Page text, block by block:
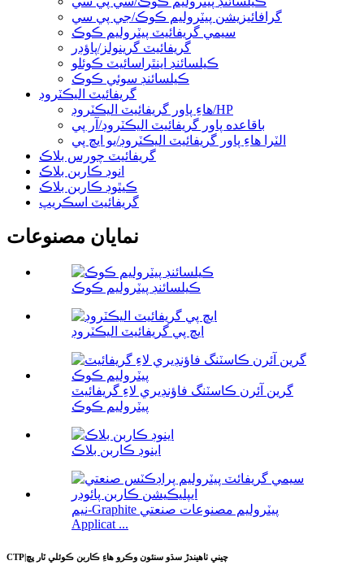
گرافائيزيشن پيٽروليم ڪوڪ/جي پي سي
سيمي گريفائيٽ پيٽروليم ڪوڪ
گريفائيٽ گرينولز/پاؤڊر
ڪيلسائنڊ اينٿراسائيٽ ڪوئلو
ڪيلسائنڊ سوئي ڪوڪ
گريفائيٽ اليڪٽروڊ
هاءِ پاور گريفائيٽ اليڪٽروڊ/HP
باقاعده پاور گريفائيٽ اليڪٽروڊ/آر پي
الٽرا هاءِ پاور گريفائيٽ اليڪٽروڊ/يو ايڇ پي
گريفائيٽ چورس بلاڪ
انوڊ ڪاربن بلاڪ
ڪيٿوڊ ڪاربن بلاڪ
گريفائيٽ اسڪريپ
نمايان مصنوعات
ڪيلسائنڊ پيٽروليم ڪوڪ
ايڇ پي گريفائيٽ اليڪٽروڊ
گرين آئرن ڪاسٽنگ فاؤنڊيري لاءِ گريفائيٽ
پيٽروليم ڪوڪ
اينوڊ ڪاربن بلاڪ
نيم-Graphite پيٽروليم مصنوعات صنعتي
Applicat ...
CTP|چيني ٺاهيندڙ سڌو سنئون وڪرو هاءِ ڪاربن ڪوئلي ٽار پچ